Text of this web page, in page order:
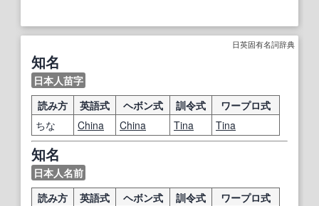
日英固有名詞辞典
知名
日本人苗字
読み方
英語式 ヘボン式 訓令式
ワープロ式
ちな
China China Tina Tina
知名
日本人名前
読み方
英語式 ヘボン式 訓令式
ワープロ式